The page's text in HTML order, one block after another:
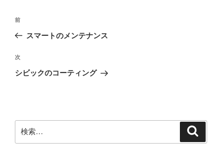
投
ビ
ゲ
ン
前
の
稿
前
スマートのメンテナンス
次
の
次
シビックのコーティング
索: